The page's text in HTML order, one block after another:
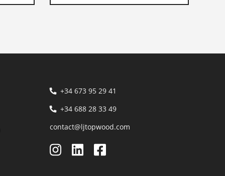
+34 673 95 29 41
+34 688 28 33 49
contact@ljtopwood.com